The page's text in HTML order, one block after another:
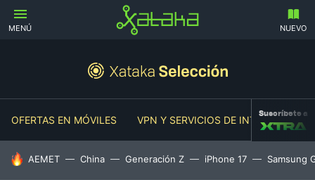
MENÚ NUEVO
OFERTAS EN MÓVILES VPN Y SERVICIOS DE INTERNET
Suscríbete a
HOY SE HABLA DE
AEMET China Generación Z iPhone 17 Samsung